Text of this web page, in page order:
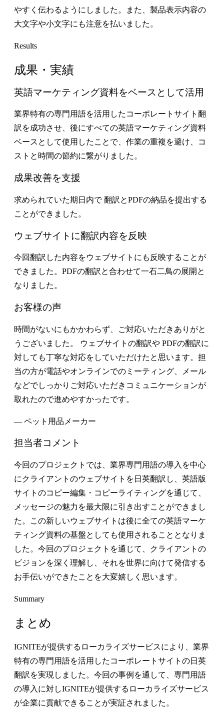
やすく伝わるようにしました。また、製品表示内容の
大文字や小文字にも注意を払いました。
Results
成果・実績
英語マーケティング資料をベースとして活用
業界特有の専門用語を活用したコーポレートサイト翻
訳を成功させ、後にすべての英語マーケティング資料
ベースとして使用したことで、作業の重複を避け、コ
ストと時間の節約に繋がりました。
成果改善を支援
求められていた期日内で 翻訳とPDFの納品を提出する
ことができました。
ウェブサイトに翻訳内容を反映
今回翻訳した内容をウェブサイトにも反映することが
できました。PDFの翻訳と合わせて一石二鳥の展開と
なりました。
お客様の声
時間がないにもかかわらず、ご対応いただきありがと
うございました。 ウェブサイトの翻訳や PDFの翻訳に
対しても丁寧な対応をしていただけたと思います。担
当の方が電話やオンラインでのミーティング、メール
などでしっかりご対応いただきコミュニケーションが
取れたので進めやすかったです。
— ペット用品メーカー
担当者コメント
今回のプロジェクトでは、業界専門用語の導入を中心
にクライアントのウェブサイトを日英翻訳し、英語版
サイトのコピー編集・コピーライティングを通じて、
メッセージの魅力を最大限に引き出すことができまし
た。この新しいウェブサイトは後に全ての英語マーケ
ティング資料の基盤としても使用されることとなりま
した。今回のプロジェクトを通じて、クライアントの
ビジョンを深く理解し、それを世界に向けて発信する
お手伝いができたことを大変嬉しく思います。
Summary
まとめ
IGNITEが提供するローカライズサービスにより、業界
特有の専門用語を活用したコーポレートサイトの日英
翻訳を実現しました。今回の事例を通して、専門用語
の導入に対しIGNITEが提供するローカライズサービス
が企業に貢献できることが実証されました。